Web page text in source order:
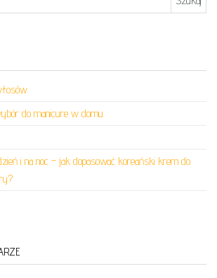
do manicure w domu
i na noc – jak dopasować koreański krem do